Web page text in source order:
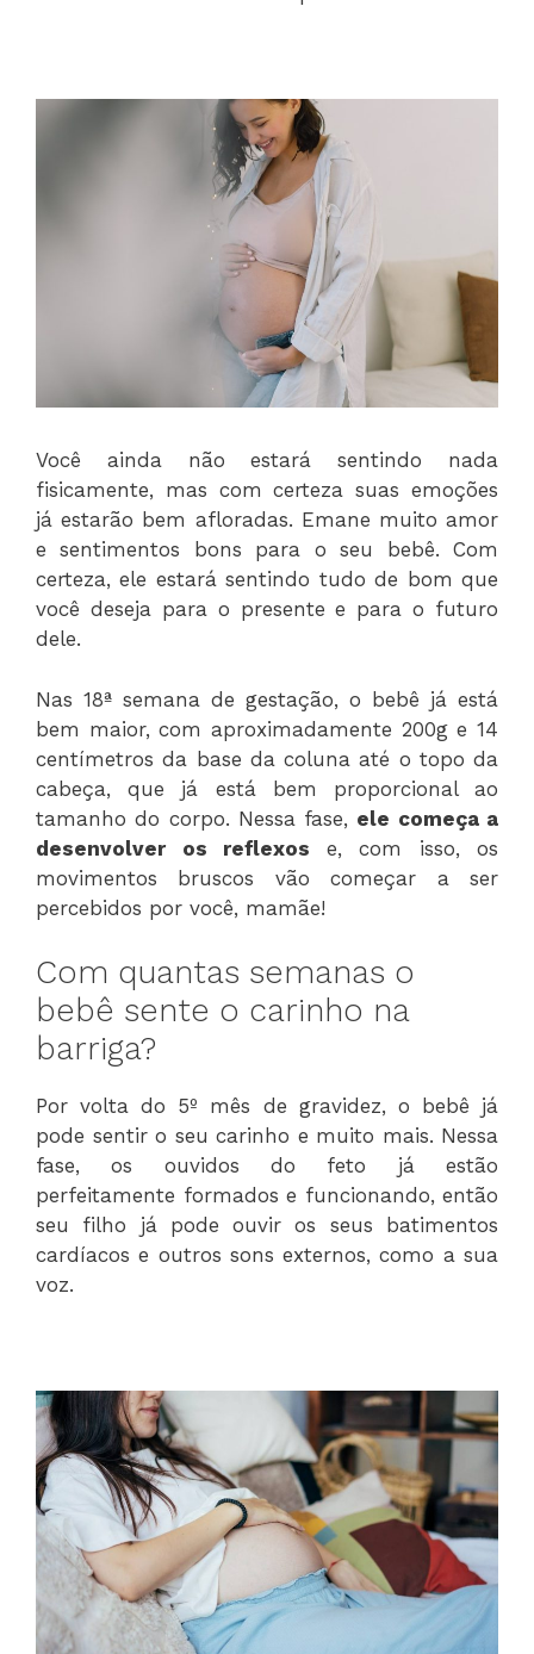
Você ainda não estará sentindo nada
fisicamente, mas com certeza suas emoções
já estarão bem afloradas. Emane muito amor
e sentimentos bons para o seu bebê. Com
certeza, ele estará sentindo tudo de bom que
você deseja para o presente e para o futuro
dele.
Nas 18ª semana de gestação, o bebê já está
bem maior, com aproximadamente 200g e 14
centímetros da base da coluna até o topo da
cabeça, que já está bem proporcional ao
tamanho do corpo. Nessa fase, ele começa a
desenvolver os reflexos e, com isso, os
movimentos bruscos vão começar a ser
percebidos por você, mamãe!
Com quantas semanas o
bebê sente o carinho na
barriga?
Por volta do 5º mês de gravidez, o bebê já
pode sentir o seu carinho e muito mais. Nessa
fase, os ouvidos do feto já estão
perfeitamente formados e funcionando, então
seu filho já pode ouvir os seus batimentos
cardíacos e outros sons externos, como a sua
voz.